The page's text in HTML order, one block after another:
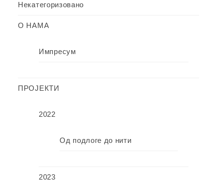
Некатегоризовано
О НАМА
Импресум
ПРОЈЕКТИ
2022
Од подлоге до нити
2023